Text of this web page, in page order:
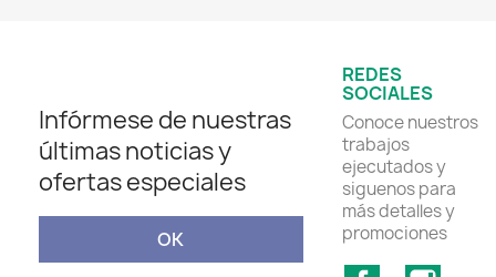
Infórmese de nuestras
últimas noticias y
ofertas especiales
REDES
SOCIALES
Conoce nuestros
trabajos
ejecutados y
siguenos para
más detalles y
promociones